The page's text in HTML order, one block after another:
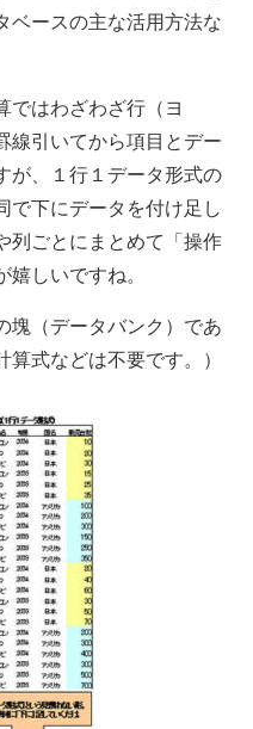
ベースの主な活用方法な
ではわざわざ行（ヨ
線引いてから項目とデー
が、１行１データ形式の
で下にデータを付け足し
列ごとにまとめて「操作
しいですね。
塊（データバンク）であ
式などは不要です。）